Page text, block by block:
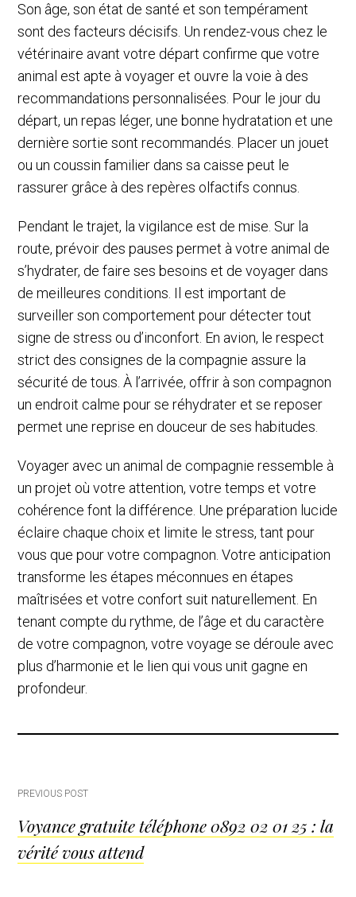
Son âge, son état de santé et son tempérament
sont des facteurs décisifs. Un rendez-vous chez le
vétérinaire avant votre départ confirme que votre
animal est apte à voyager et ouvre la voie à des
recommandations personnalisées. Pour le jour du
départ, un repas léger, une bonne hydratation et une
dernière sortie sont recommandés. Placer un jouet
ou un coussin familier dans sa caisse peut le
rassurer grâce à des repères olfactifs connus.
Pendant le trajet, la vigilance est de mise. Sur la
route, prévoir des pauses permet à votre animal de
s’hydrater, de faire ses besoins et de voyager dans
de meilleures conditions. Il est important de
surveiller son comportement pour détecter tout
signe de stress ou d’inconfort. En avion, le respect
strict des consignes de la compagnie assure la
sécurité de tous. À l’arrivée, offrir à son compagnon
un endroit calme pour se réhydrater et se reposer
permet une reprise en douceur de ses habitudes.
Voyager avec un animal de compagnie ressemble à
un projet où votre attention, votre temps et votre
cohérence font la différence. Une préparation lucide
éclaire chaque choix et limite le stress, tant pour
vous que pour votre compagnon. Votre anticipation
transforme les étapes méconnues en étapes
maîtrisées et votre confort suit naturellement. En
tenant compte du rythme, de l’âge et du caractère
de votre compagnon, votre voyage se déroule avec
plus d’harmonie et le lien qui vous unit gagne en
profondeur.
Post
navigation
PREVIOUS POST
Voyance gratuite téléphone 0892 02 01 25 : la
vérité vous attend